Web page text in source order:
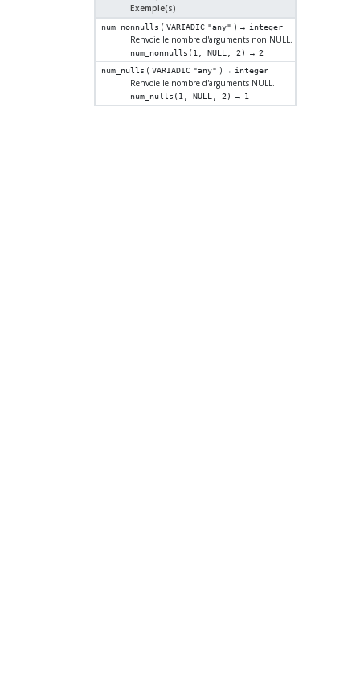
Exemple(s)
num_nonnulls (VARIADIC "any" ) → integer
Renvoie le nombre d'arguments non NULL.
num_nonnulls(1, NULL, 2) → 2
num_nulls (VARIADIC "any" ) → integer
Renvoie le nombre d'arguments NULL.
num_nulls(1, NULL, 2) → 1